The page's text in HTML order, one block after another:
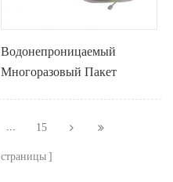
Водонепроницаемый
Многоразовый Пакет
... 15
страницы